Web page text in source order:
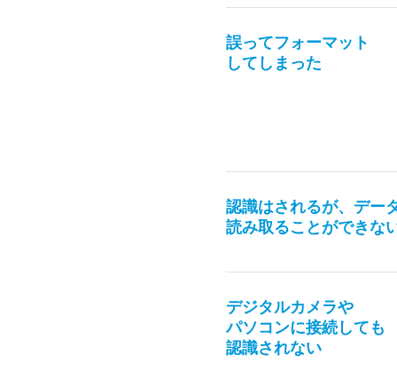
誤ってフォーマット
してしまった
認識はされるが、デー
読み取ることができな
デジタルカメラや
パソコンに接続しても
認識されない